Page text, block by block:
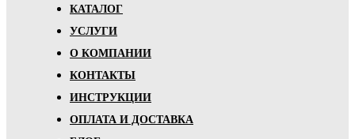
КАТАЛОГ
УСЛУГИ
О КОМПАНИИ
КОНТАКТЫ
ИНСТРУКЦИИ
ОПЛАТА И ДОСТАВКА